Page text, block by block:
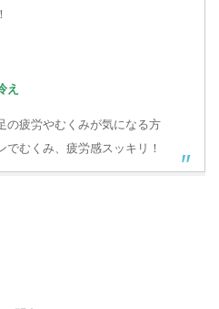
え
の疲労やむくみが気になる方
むくみ、疲労感スッキリ！